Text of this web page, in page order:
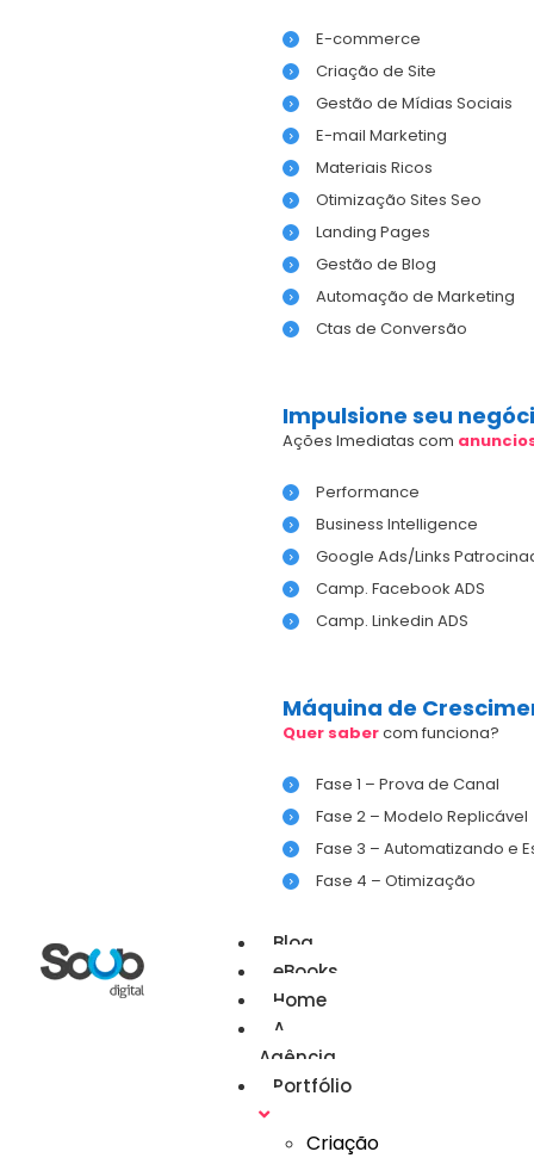
E-commerce
Criação de Site
Gestão de Mídias Sociais
E-mail Marketing
Materiais Ricos
Otimização Sites Seo
Landing Pages
Gestão de Blog
Automação de Marketing
Ctas de Conversão
Impulsione seu
Ações Imediatas com
Performance
Business Intelligence
Google Ads/Links
Camp. Facebook ADS
Camp. Linkedin ADS
Máquina de
Quer sabercom funciona?
Fase 1 – Prova de Canal
Fase 2 – Modelo Replicável
Fase 3 – Automatizando e
Fase 4 – Otimização
Blog
eBooks
Home
A
Agência
Portfólio
Criação